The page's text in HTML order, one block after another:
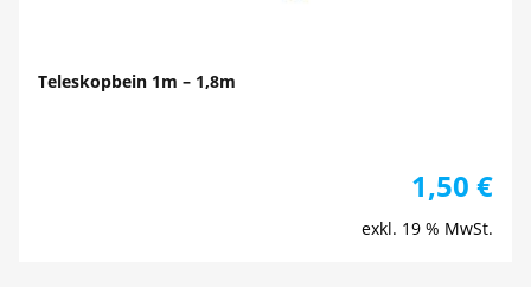
Teleskopbein 1m – 1,8m
1,50 €
exkl. 19 % MwSt.